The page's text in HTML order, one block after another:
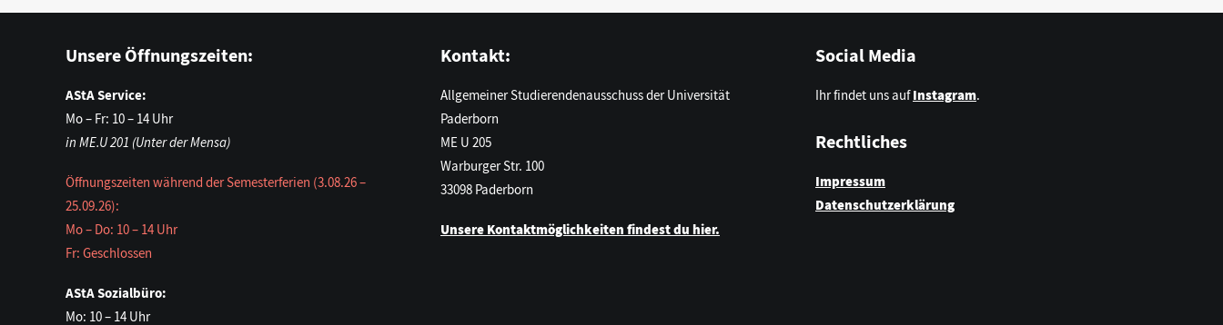
Unsere Öffnungszeiten:
AStA Service:
Mo – Fr: 10 – 14 Uhr
in ME.U 201 (Unter der Mensa)
Öffnungszeiten während der Semesterferien (3.08.26 –
25.09.26):
Mo – Do: 10 – 14 Uhr
Fr: Geschlossen
AStA Sozialbüro:
Mo: 10 – 14 Uhr
Kontakt:
Allgemeiner Studierendenausschuss der Universität
Paderborn
ME U 205
Warburger Str. 100
33098 Paderborn
Unsere Kontaktmöglichkeiten findest du hier.
Social Media
Ihr findet uns aufInstagram.
Rechtliches
Impressum
Datenschutzerklärung